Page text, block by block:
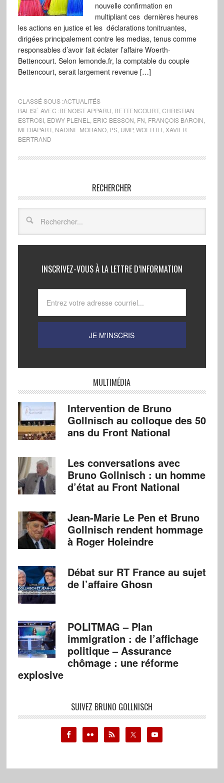
nouvelle confirmation en
multipliant ces dernières heures
les actions en justice et les déclarations tonitruantes,
dirigées principalement contre les medias, tenus comme
responsables d’avoir fait éclater l’affaire Woerth-
Bettencourt. Selon lemonde.fr, la comptable du couple
Bettencourt, serait largement revenue […]
CLASSÉ SOUS :ACTUALITÉS
BALISÉ AVEC :BENOIST APPARU BETTENCOURT, CHRISTIAN
ESTROSI, EDWY PLENEL ERIC BESSON FN FRANÇOIS BAROIN
MEDIAPART, NADINE MORANO, PS, UMP, WOERTH XAVIER
BERTRAND
RECHERCHER
INSCRIVEZ-VOUS À LA LETTRE D’INFORMATION
MULTIMÉDIA
Intervention de Bruno
Gollnisch au colloque des 50
ans du Front National
Les conversations avec
Bruno Gollnisch : un homme
d’état au Front National
Jean-Marie Le Pen et Bruno
Gollnisch rendent hommage
à Roger Holeindre
Débat sur RT France au sujet
de l’affaire Ghosn
POLITMAG – Plan
immigration : de l’affichage
politique – Assurance
chômage : une réforme
explosive
SUIVEZ BRUNO GOLLNISCH